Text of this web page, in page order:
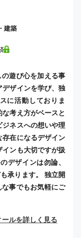
建築
遊び心を加える事
ザインを学び、独
に活動しておりま
考え方がベースと
ネスへの想いや理
在になるデザイン
ンも大切ですが扱
デザインは勿論、
承ります。 独立開
事でもお気軽にご
ルを詳しく見る